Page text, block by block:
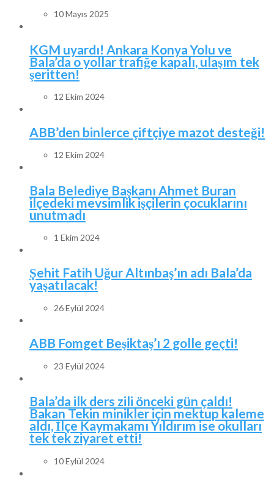
10 Mayıs 2025
KGM uyardı! Ankara Konya Yolu ve
Bala’da o yollar trafiğe kapalı, ulaşım tek
şeritten!
12 Ekim 2024
ABB’den binlerce çiftçiye mazot desteği!
12 Ekim 2024
Bala Belediye Başkanı Ahmet Buran
ilçedeki mevsimlik işçilerin çocuklarını
unutmadı
1 Ekim 2024
Şehit Fatih Uğur Altınbaş’ın adı Bala’da
yaşatılacak!
26 Eylül 2024
ABB Fomget Beşiktaş’ı 2 golle geçti!
23 Eylül 2024
Bala’da ilk ders zili önceki gün çaldı!
Bakan Tekin minikler için mektup kaleme
aldı, İlçe Kaymakamı Yıldırım ise okulları
tek tek ziyaret etti!
10 Eylül 2024